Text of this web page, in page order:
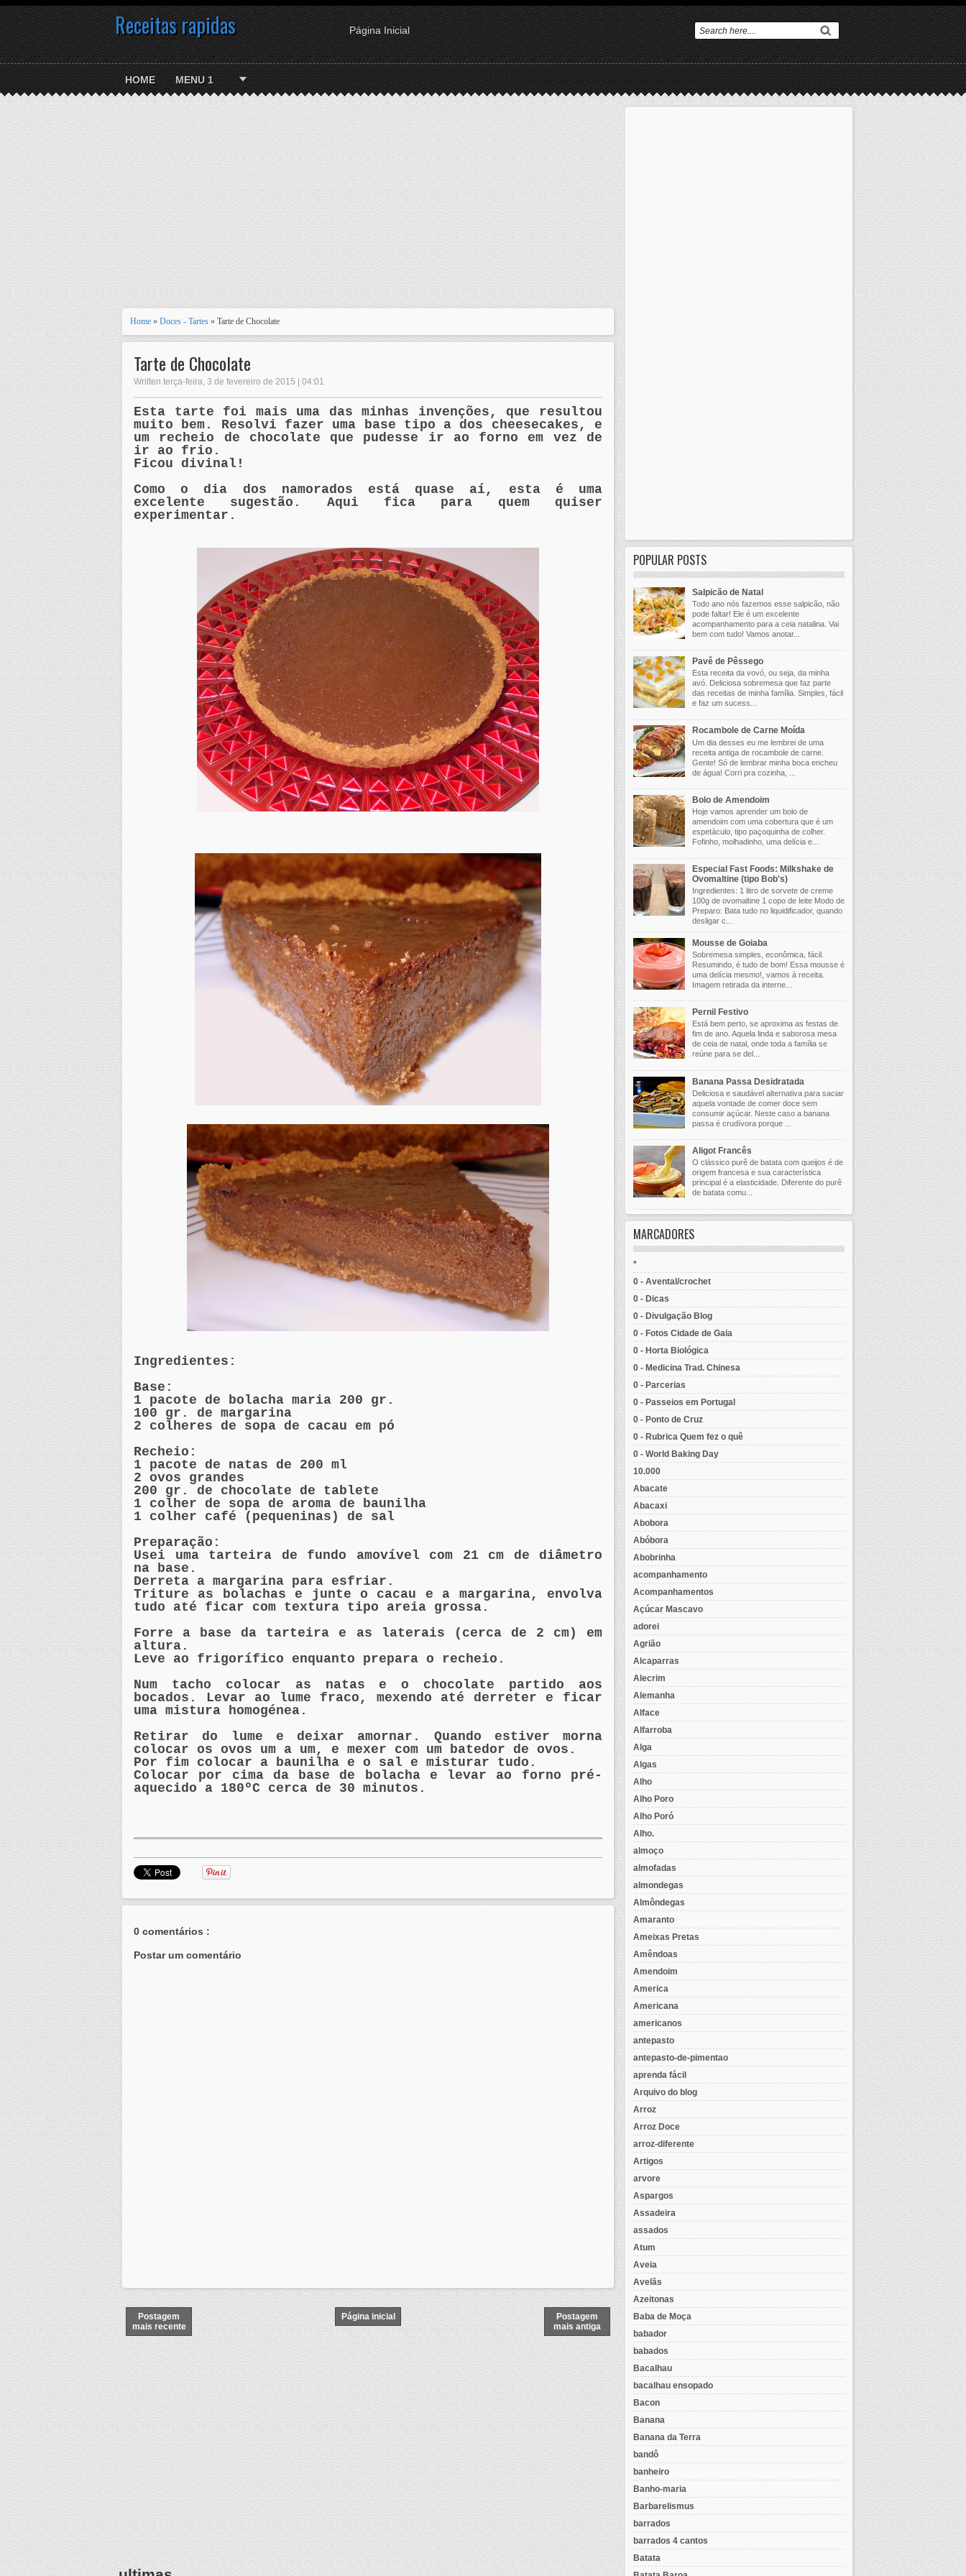
Receitas rapidas Página Inicial
HOME MENU 1
Home » Doces - Tartes » Tarte de Chocolate
Tarte de Chocolate
Written terça-feira, 3 de fevereiro de 2015 | 04:01
Esta tarte foi mais uma das minhas invenções, que resultou
muito bem. Resolvi fazer uma base tipo a dos cheesecakes, e
um recheio de chocolate que pudesse ir ao forno em vez de
ir ao frio.
Ficou divinal!
Como o dia dos namorados está quase aí, esta é uma
excelente sugestão. Aqui fica para quem quiser
experimentar.
Ingredientes:
Base:
1 pacote de bolacha maria 200 gr.
100 gr. de margarina
2 colheres de sopa de cacau em pó
Recheio:
1 pacote de natas de 200 ml
2 ovos grandes
200 gr. de chocolate de tablete
1 colher de sopa de aroma de baunilha
1 colher café (pequeninas) de sal
Preparação:
Usei uma tarteira de fundo amovível com 21 cm de diâmetro
na base.
Derreta a margarina para esfriar.
Triture as bolachas e junte o cacau e a margarina, envolva
tudo até ficar com textura tipo areia grossa.
Forre a base da tarteira e as laterais (cerca de 2 cm) em
altura.
Leve ao frigorífico enquanto prepara o recheio.
Num tacho colocar as natas e o chocolate partido aos
bocados. Levar ao lume fraco, mexendo até derreter e ficar
uma mistura homogénea.
Retirar do lume e deixar amornar. Quando estiver morna
colocar os ovos um a um, e mexer com um batedor de ovos.
Por fim colocar a baunilha e o sal e misturar tudo.
Colocar por cima da base de bolacha e levar ao forno pré-
aquecido a 180ºC cerca de 30 minutos.
0 comentários :
Postar um comentário
Postagem
mais recente
Postagem
mais antiga
Página inicial
POPULAR POSTS
Salpicão de Natal
Todo ano nós fazemos esse salpicão, não
pode faltar! Ele é um excelente
acompanhamento para a ceia natalina. Vai
bem com tudo! Vamos anotar...
Pavê de Pêssego
Esta receita da vovó, ou seja, da minha
avó. Deliciosa sobremesa que faz parte
das receitas de minha família. Simples, fácil
e faz um sucess...
Rocambole de Carne Moída
Um dia desses eu me lembrei de uma
receita antiga de rocambole de carne.
Gente! Só de lembrar minha boca encheu
de água! Corri pra cozinha, ...
Bolo de Amendoim
Hoje vamos aprender um bolo de
amendoim com uma cobertura que é um
espetáculo, tipo paçoquinha de colher.
Fofinho, molhadinho, uma delícia e...
Especial Fast Foods: Milkshake de
Ovomaltine (tipo Bob's)
Ingredientes: 1 litro de sorvete de creme
100g de ovomaltine 1 copo de leite Modo de
Preparo: Bata tudo no liquidificador, quando
desligar c...
Mousse de Goiaba
Sobremesa simples, econômica, fácil.
Resumindo, é tudo de bom! Essa mousse é
uma delícia mesmo!, vamos à receita.
Imagem retirada da interne...
Pernil Festivo
Está bem perto, se aproxima as festas de
fim de ano. Aquela linda e saborosa mesa
de ceia de natal, onde toda a família se
reúne para se del...
Banana Passa Desidratada
Deliciosa e saudável alternativa para saciar
aquela vontade de comer doce sem
consumir açúcar. Neste caso a banana
passa é crudívora porque ...
Aligot Francês
O clássico purê de batata com queijos é de
origem francesa e sua característica
principal é a elasticidade. Diferente do purê
de batata comu...
MARCADORES
*
0 - Avental/crochet
0 - Dicas
0 - Divulgação Blog
0 - Fotos Cidade de Gaia
0 - Horta Biológica
0 - Medicina Trad. Chinesa
0 - Parcerias
0 - Passeios em Portugal
0 - Ponto de Cruz
0 - Rubrica Quem fez o quê
0 - World Baking Day
10.000
Abacate
Abacaxi
Abobora
Abóbora
Abobrinha
acompanhamento
Acompanhamentos
Açúcar Mascavo
adorei
Agrião
Alcaparras
Alecrim
Alemanha
Alface
Alfarroba
Alga
Algas
Alho
Alho Poro
Alho Poró
Alho.
almoço
almofadas
almondegas
Almôndegas
Amaranto
Ameixas Pretas
Amêndoas
Amendoim
America
Americana
americanos
antepasto
antepasto-de-pimentao
aprenda fácil
Arquivo do blog
Arroz
Arroz Doce
arroz-diferente
Artigos
arvore
Aspargos
Assadeira
assados
Atum
Aveia
Avelãs
Azeitonas
Baba de Moça
babador
babados
Bacalhau
bacalhau ensopado
Bacon
Banana
Banana da Terra
bandô
banheiro
Banho-maria
Barbarelismus
barrados
barrados 4 cantos
Batata